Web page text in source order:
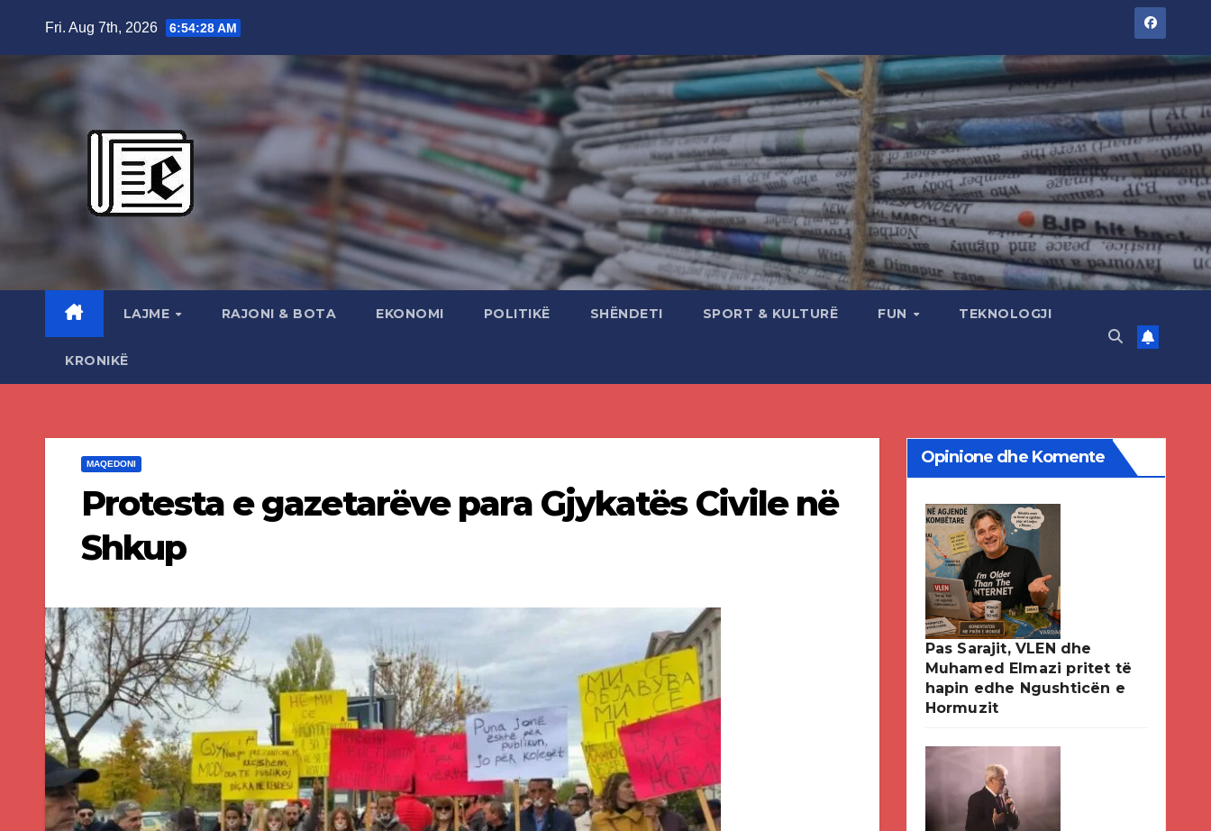
Fri. Aug 7th, 2026 6:54:29 AM
LAJME RAJONI & BOTA EKONOMI POLITIKË SHËNDETI SPORT & KULTURË FUN TEKNOLOGJI
KRONIKË
MAQEDONI
Protesta e gazetarëve para Gjykatës Civile në
Shkup
Opinione dhe Komente
Pas Sarajit, VLEN dhe
Muhamed Elmazi pritet të
hapin edhe Ngushticën e
Hormuzit